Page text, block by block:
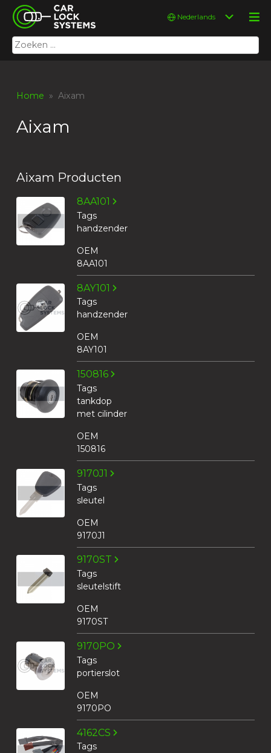
Skip
content
Car Lock Systems
Car Lock Systems
Zoeken
naar:
Kies
taal
Home » Aixam
Aixam
Aixam Producten
8AA101
Tags
handzender
OEM
8AA101
8AY101
Tags
handzender
OEM
8AY101
150816
Tags
tankdop
met cilinder
OEM
150816
9170J1
Tags
sleutel
OEM
9170J1
9170ST
Tags
sleutelstift
OEM
9170ST
9170PO
Tags
portierslot
OEM
9170PO
4162CS
Tags